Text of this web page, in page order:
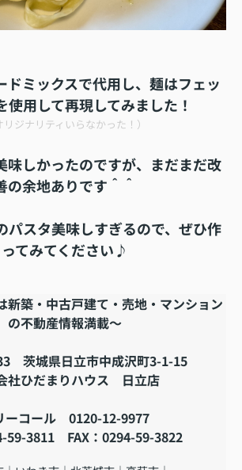
ドミックスで代用し、麺はフェッ
使用して再現してみました！
リジナリティいらなかった！）
味しかったのですが、まだまだ改
の余地ありです＾＾
パスタ美味しすぎるので、ぜひ作
ってみてください♪
新築・中古戸建て・売地・マンション
の不動産情報満載～
茨城県日立市中成沢町3-1-15
社ひだまりハウス 日立店
ーコール 0120-12-9977
59-3811 FAX：0294-59-3822